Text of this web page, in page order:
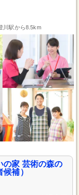
川駅から8.5km
の家 芸術の森の
補）